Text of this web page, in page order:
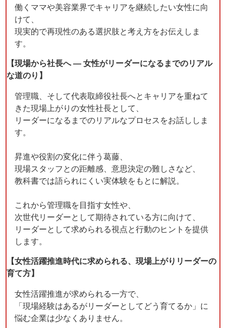
働くママや美容業界でキャリアを継続したい女性に向
けて、
現実的で再現性のある選択肢と考え方をお伝えしま
す。
【現場から社長へ ― 女性がリーダーになるまでのリアル
な道のり】
管理職、そして代表取締役社長へとキャリアを重ねて
きた現場上がりの女性社長として、
リーダーになるまでのリアルなプロセスをお話ししま
す。
昇進や役割の変化に伴う葛藤、
現場スタッフとの距離感、意思決定の難しさなど、
教科書では語られにくい実体験をもとに解説。
これから管理職を目指す女性や、
次世代リーダーとして期待されている方に向けて、
リーダーとして求められる視点と行動のヒントを提供
します。
【女性活躍推進時代に求められる、現場上がりリーダーの
育て方】
女性活躍推進が求められる一方で、
「現場経験はあるがリーダーとしてどう育てるか」に
悩む企業は少なくありません。